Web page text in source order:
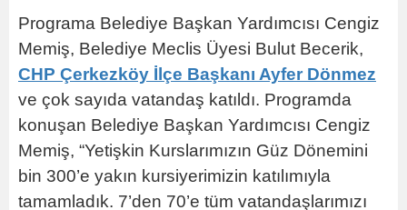
Programa Belediye Başkan Yardımcısı Cengiz
Memiş, Belediye Meclis Üyesi Bulut Becerik,
CHP Çerkezköy İlçe Başkanı Ayfer Dönmez
ve çok sayıda vatandaş katıldı. Programda
konuşan Belediye Başkan Yardımcısı Cengiz
Memiş, “Yetişkin Kurslarımızın Güz Dönemini
bin 300’e yakın kursiyerimizin katılımıyla
tamamladık. 7’den 70’e tüm vatandaşlarımızı